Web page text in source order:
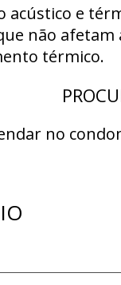
acústico e
não afetam
térmico.
no